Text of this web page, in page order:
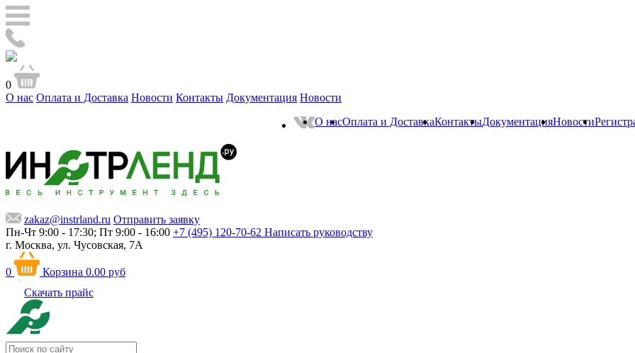
0
О нас Оплата и Доставка Новости Контакты Документация Новости
О насОплата и ДоставкаКонтактыДокументацияНовости
zakaz@instrland.ru Отправить заявку
Пн-Чт 9:00 - 17:30; Пт 9:00 - 16:00 +7 (495) 120-70-62 Написать руководству
г. Москва, ул. Чусовская, 7А
0 Корзина 0.00 руб
Скачать прайс